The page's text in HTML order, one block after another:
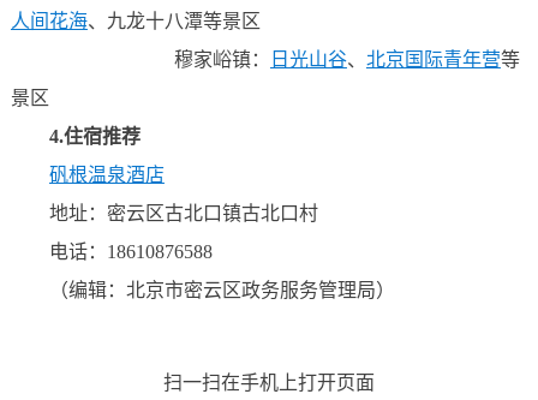
人间花海、 九龙十八潭等景区
穆家峪镇：
日光山谷、 北京国际青年营等
景区
4.住宿推荐
矾根温泉酒店
地址：密云区古北口镇古北口村
电话：18610876588
（编辑：北京市密云区政务服务管理局）
扫一扫在手机上打开页面